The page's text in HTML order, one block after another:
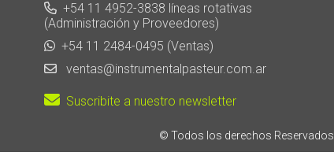
+54 11 4952-3838 líneas rotativas
(Administración y Proveedores)
+54 11 2484-0495 (Ventas)
ventas@instrumentalpasteur.com.ar
Suscribite a nuestro newsletter
© Todos los derechos Reservados